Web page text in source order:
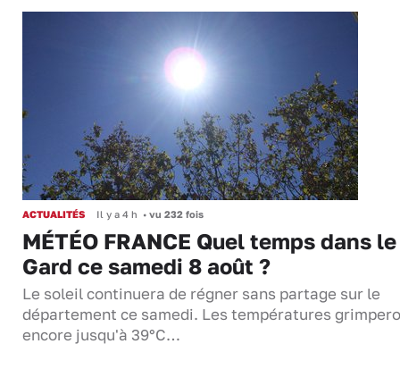
ACTUALITÉS Il y a 4 h • vu 232 fois
MÉTÉO FRANCE Quel temps dans le
Gard ce samedi 8 août ?
Le soleil continuera de régner sans partage sur le
département ce samedi. Les températures
encore jusqu'à 39°C…